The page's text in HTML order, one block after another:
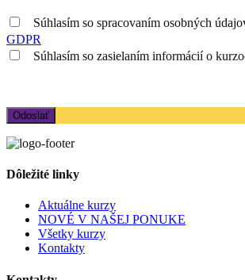
Súhlasím so spracovaním osobných
GDPR
Súhlasím so zasielaním informácií o
Dôležité linky
Aktuálne kurzy
NOVÉ V NAŠEJ PONUKE
Všetky kurzy
Kontakty